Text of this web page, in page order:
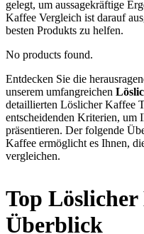
gelegt, um aussagekräftige
Kaffee Vergleich ist darauf
besten Produkts zu helfen.
No products found.
Entdecken Sie die
unserem umfangreichen
detaillierten Löslicher Kaffee
entscheidenden Kriterien, um
präsentieren. Der folgende
Kaffee ermöglicht es Ihnen,
vergleichen.
Top
Überblick